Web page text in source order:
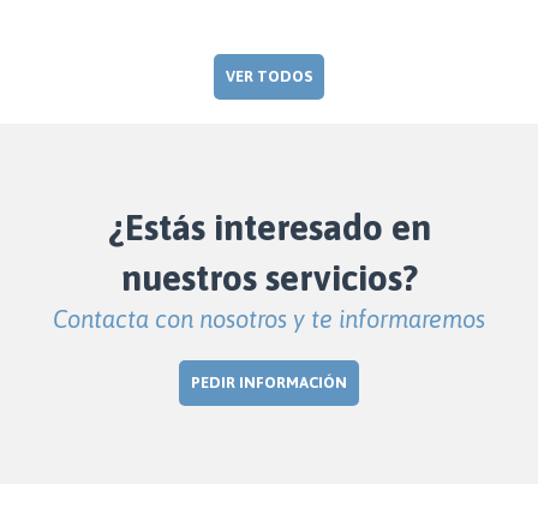
VER TODOS
¿Estás interesado en
nuestros servicios?
Contacta con nosotros y te informaremos
PEDIR INFORMACIÓN